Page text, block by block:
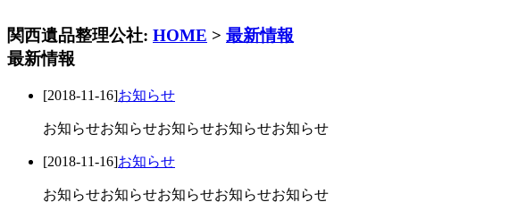
関西遺品整理公社: HOME > 最新情報
最新情報
[2018-11-16]お知らせ
お知らせお知らせお知らせお知らせお知らせ
[2018-11-16]お知らせ
お知らせお知らせお知らせお知らせお知らせ